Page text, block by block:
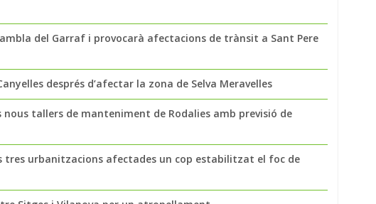
del Garraf i provocarà afectacions de trànsit a Sant Pere
després d’afectar la zona de Selva Meravelles
nous tallers de manteniment de Rodalies amb previsió de
tres urbanitzacions afectades un cop estabilitzat el foc de